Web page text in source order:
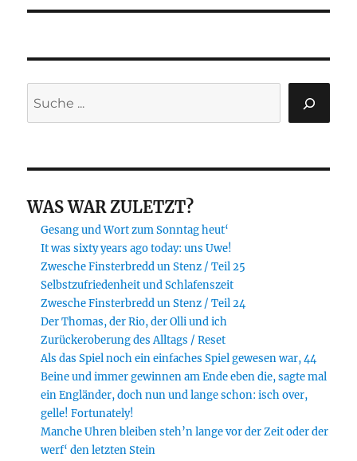
WAS WAR ZULETZT?
Gesang und Wort zum Sonntag heut‘
It was sixty years ago today: uns Uwe!
Zwesche Finsterbredd un Stenz / Teil 25
Selbstzufriedenheit und Schlafenszeit
Zwesche Finsterbredd un Stenz / Teil 24
Der Thomas, der Rio, der Olli und ich
Zurückeroberung des Alltags / Reset
Als das Spiel noch ein einfaches Spiel gewesen war, 44
Beine und immer gewinnen am Ende eben die, sagte mal
ein Engländer, doch nun und lange schon: isch over,
gelle! Fortunately!
Manche Uhren bleiben steh’n lange vor der Zeit oder der
werf‘ den letzten Stein